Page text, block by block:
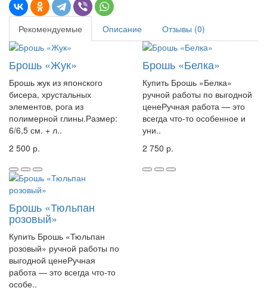
Рекомендуемые Описание Отзывы (0)
Брошь «Жук»
Брошь жук из японского
бисера, хрустальных
элементов, рога из
полимерной глины.Размер:
6/6,5 см. + л..
2 500 р.
Брошь «Белка»
Купить Брошь «Белка»
ручной работы по выгодной
ценеРучная работа — это
всегда что-то особенное и
уни..
2 750 р.
Брошь «Тюльпан
розовый»
Купить Брошь «Тюльпан
розовый» ручной работы по
выгодной ценеРучная
работа — это всегда что-то
особе..